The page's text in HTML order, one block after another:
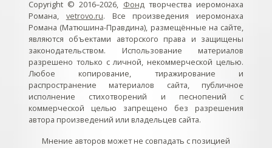
Copyright © 2016–2026, Фондтворчества иеромонаха
Романа, vetrovo.ru. Все произведения иеромонаха
Романа (Матюшина-Правдина), размещённые на сайте,
являются объектами авторского права и защищены
законодательством. Использование материалов
разрешено только с личной, некоммерческой целью.
Любое копирование, тиражирование и
распространение материалов сайта, публичное
исполнение стихотворений и песнопений с
коммерческой целью запрещено без разрешения
автора произведений или владельцев сайта.
Мнение авторов может не совпадать с позицией